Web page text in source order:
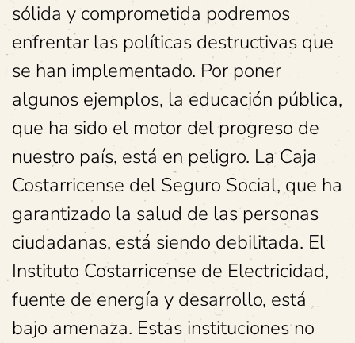
sólida y comprometida podremos
enfrentar las políticas destructivas que
se han implementado. Por poner
algunos ejemplos, la educación pública,
que ha sido el motor del progreso de
nuestro país, está en peligro. La Caja
Costarricense del Seguro Social, que ha
garantizado la salud de las personas
ciudadanas, está siendo debilitada. El
Instituto Costarricense de Electricidad,
fuente de energía y desarrollo, está
bajo amenaza. Estas instituciones no